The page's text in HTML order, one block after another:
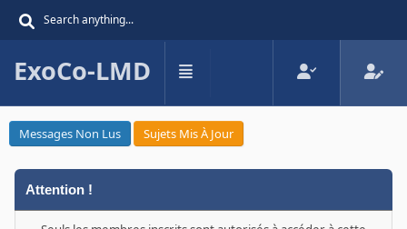
ExoCo-LMD
Messages Non Lus Sujets Mis À Jour
Attention !